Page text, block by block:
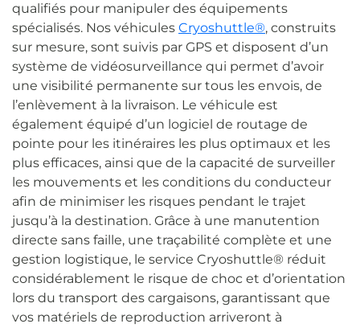
qualifiés pour manipuler des équipements
spécialisés. Nos véhicules Cryoshuttle®, construits
sur mesure, sont suivis par GPS et disposent d’un
système de vidéosurveillance qui permet d’avoir
une visibilité permanente sur tous les envois, de
l’enlèvement à la livraison. Le véhicule est
également équipé d’un logiciel de routage de
pointe pour les itinéraires les plus optimaux et les
plus efficaces, ainsi que de la capacité de surveiller
les mouvements et les conditions du conducteur
afin de minimiser les risques pendant le trajet
jusqu’à la destination. Grâce à une manutention
directe sans faille, une traçabilité complète et une
gestion logistique, le service Cryoshuttle® réduit
considérablement le risque de choc et d’orientation
lors du transport des cargaisons, garantissant que
vos matériels de reproduction arriveront à